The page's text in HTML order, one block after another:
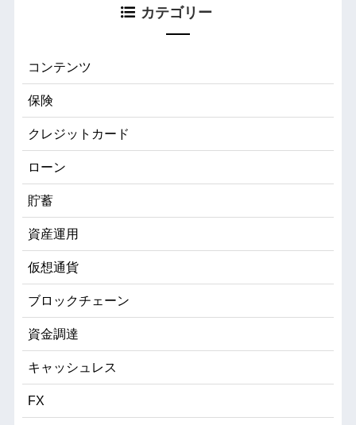
カテゴリー
コンテンツ
保険
クレジットカード
ローン
貯蓄
資産運用
仮想通貨
ブロックチェーン
資金調達
キャッシュレス
FX